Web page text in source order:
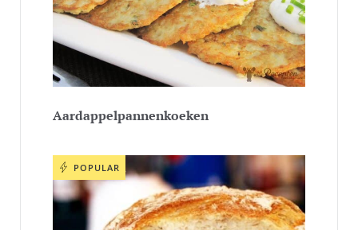
Aardappelpannenkoeken
POPULAR